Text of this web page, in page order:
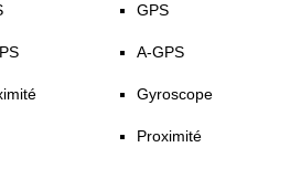
GPS
A-GPS
Gyroscope
Proximité